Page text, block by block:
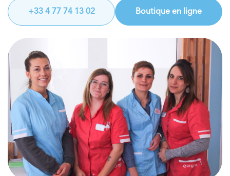
+33 4 77 74 13 02 Boutique en ligne